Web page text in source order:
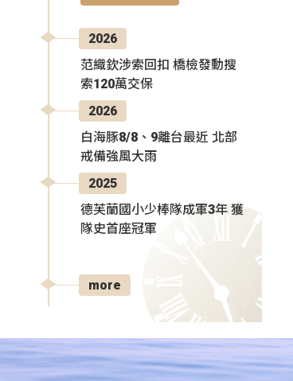
2026
范織欽涉索回扣 橋檢發動搜
索120萬交保
2026
白海豚8/8、9離台最近 北部
戒備強風大雨
2025
德芙蘭國小少棒隊成軍3年 獲
隊史首座冠軍
more